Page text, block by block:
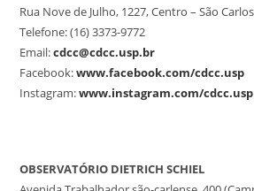
Rua Nove de Julho, 1227, Centro – São
Telefone: (16) 3373-9772
Email:cdcc@cdcc.usp.br
Facebook:www.facebook.com/cdcc.usp
Instagram:www.instagram.com/cdcc.usp
OBSERVATÓRIO DIETRICH SCHIEL